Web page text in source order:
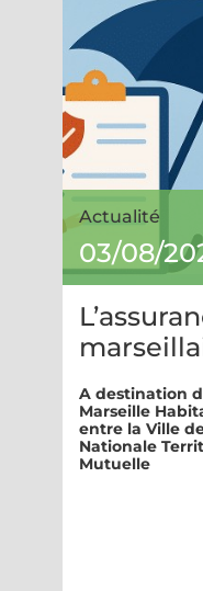
Actualité
03/08/
A destination
Marseille
entre la Ville
Nationale
Mutuelle